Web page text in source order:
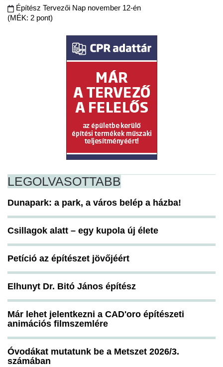
Építész Tervezői Nap november 12-én
(MÉK: 2 pont)
LEGOLVASOTTABB
Dunapark: a park, a város belép a házba!
Csillagok alatt – egy kupola új élete
Petíció az építészet jövőjéért
Elhunyt Dr. Bitó János építész
Már lehet jelentkezni a CAD'oro építészeti
animációs filmszemlére
Óvodákat mutatunk be a Metszet 2026/3.
számában